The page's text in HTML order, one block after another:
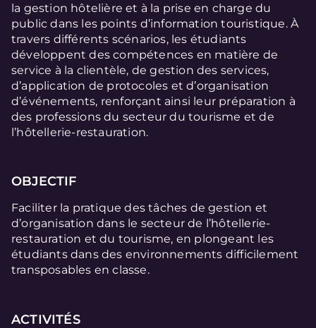
la gestion hôtelière et à la prise en charge du
public dans les points d’information touristique. À
travers différents scénarios, les étudiants
développent des compétences en matière de
service à la clientèle, de gestion des services,
d’application de protocoles et d’organisation
d’événements, renforçant ainsi leur préparation à
des professions du secteur du tourisme et de
l’hôtellerie-restauration.
OBJECTIF
Faciliter la pratique des tâches de gestion et
d’organisation dans le secteur de l’hôtellerie-
restauration et du tourisme, en plongeant les
étudiants dans des environnements difficilement
transposables en classe.
ACTIVITÉS